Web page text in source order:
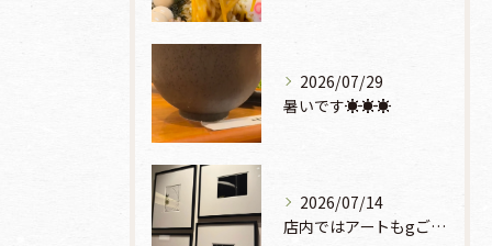
2026/07/29
暑いです☀️☀️☀️
2026/07/14
店内ではアートもgご鑑賞いただけます♡♡♡